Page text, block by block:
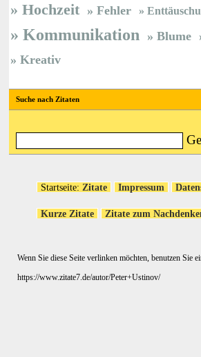
Hochzeit Fehler
Kommunikation Blume
Kreativ
Suche nach Zitaten
Startseite: Zitate Impressum
Kurze Zitate Zitate zum
Wenn Sie diese Seite verlinken möchten, benutzen Sie
https://www.zitate7.de/autor/Peter+Ustinov/